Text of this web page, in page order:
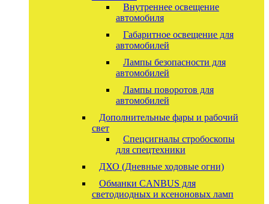
Внутреннее освещение
автомобиля
Габаритное освещение для
автомобилей
Лампы безопасности для
автомобилей
Лампы поворотов для
автомобилей
Дополнительные фары и рабочий
свет
Спецсигналы стробоскопы
для спецтехники
ДХО (Дневные ходовые огни)
Обманки CANBUS для
светодиодных и ксеноновых ламп